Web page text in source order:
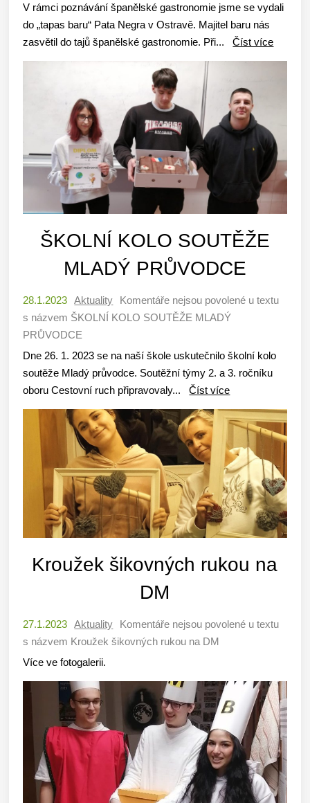
V rámci poznávání španělské gastronomie jsme se vydali
do „tapas baru“ Pata Negra v Ostravě. Majitel baru nás
zasvětil do tajů španělské gastronomie. Při...Číst více
ŠKOLNÍ KOLO SOUTĚŽE
MLADÝ PRŮVODCE
28.1.2023 Aktuality Komentáře nejsou povolené u textu
s názvem ŠKOLNÍ KOLO SOUTĚŽE MLADÝ
PRŮVODCE
Dne 26. 1. 2023 se na naší škole uskutečnilo školní kolo
soutěže Mladý průvodce. Soutěžní týmy 2. a 3. ročníku
oboru Cestovní ruch připravovaly...Číst více
Kroužek šikovných rukou na
DM
27.1.2023 Aktuality Komentáře nejsou povolené u textu
s názvem Kroužek šikovných rukou na DM
Více ve fotogalerii.